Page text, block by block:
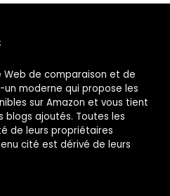
Web de comparaison et de
moderne qui propose les
sur Amazon et vous tient
blogs ajoutés. Toutes les
de leurs propriétaires
cité est dérivé de leurs